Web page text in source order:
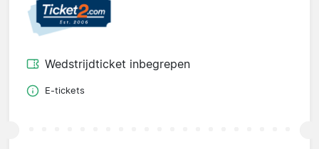
Wedstrijdticket inbegrepen
E-tickets